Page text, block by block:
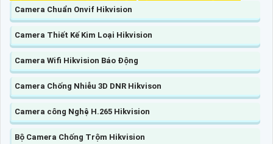
Camera Chuẩn Onvif Hikvision
Camera Thiết Kế Kim Loại Hikvision
Camera Wifi Hikvision Báo Động
Camera Chống Nhiễu 3D DNR Hikvison
Camera công Nghệ H.265 Hikvision
Bộ Camera Chống Trộm Hikvision